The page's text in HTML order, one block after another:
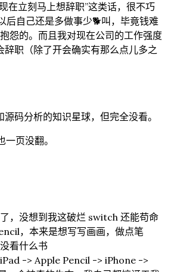
在立刻马上想辞职”这类话，很不巧
后自己还是多做事少🐕叫，毕竟钱难
怨的。而且我对现在公司的工作强度
辞职（除了开会确实有那么点儿多之
码分析的知识星球，但完全没看。
页没翻。
，没想到我这破烂 switch 还能苟命
，本来是想写写画画，做点笔
看什么书
-> Apple Pencil -> iPhone ->